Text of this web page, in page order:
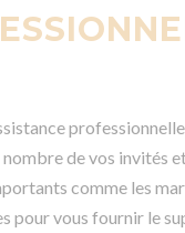
de vos invités
comme les
vous fournir le